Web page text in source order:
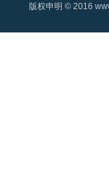
版权申明 © 2016